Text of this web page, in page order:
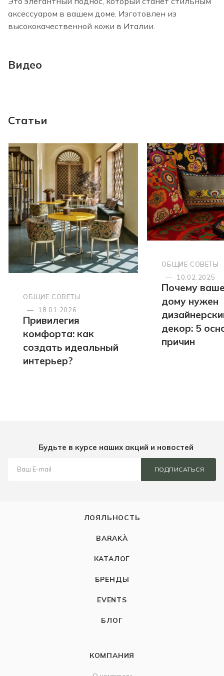
аксессуаром в вашем доме. Изготовлен из
высококачественной кожи в Италии.
Видео
Статьи
ОБЩИЕ СОВЕТЫ
—
18.01.2026
Привилегия
комфорта: как
создать идеальный
интерьер?
ОБЩИЕ СОВЕТЫ
—
10.02.2025
Почему
дому нужен
декор: 5
причин
Будьте в курсе наших акций и новостей
ПОДПИСАТЬСЯ
ЛОЯЛЬНОСТЬ
BARAKÀ
КАТАЛОГ
БРЕНДЫ
EVENTS
БЛОГ
КОМПАНИЯ